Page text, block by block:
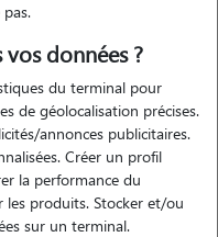
je souhaite consacrer du
les promenant, leur
eux, c'est une source de
satisfaction. de plus etre pet
données ?
du terminal pour
de géolocalisation précises.
annonces publicitaires.
Créer un profil
la performance du
produits. Stocker et/ou
sur un terminal.